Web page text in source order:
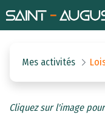
Saut au contenu
Loisirs -
Mes activités
Cliquez sur l'image